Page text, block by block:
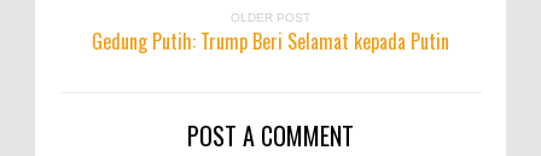
OLDER POST
Gedung Putih: Trump Beri Selamat kepada Putin
POST A COMMENT